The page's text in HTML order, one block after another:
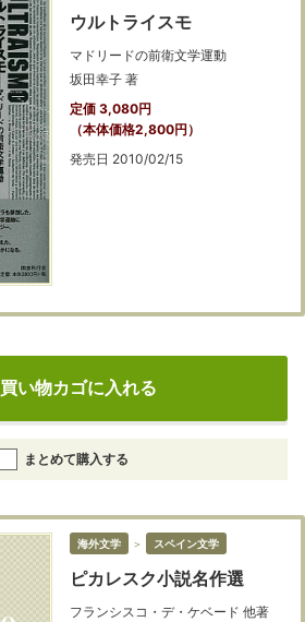
ウルトライスモ
マドリードの前衛文学運動
坂田幸子 著
定価 3,080円
（本体価格2,800円）
発売日 2010/02/15
買い物カゴに入れる
まとめて購入する
海外文学 ＞ スペイン文学
ピカレスク小説名作選
フランシスコ・デ・ケベード 他著